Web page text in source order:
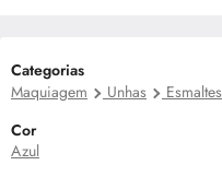
Categorias
Maquiagem
Unhas
Esmaltes
Cor
Azul